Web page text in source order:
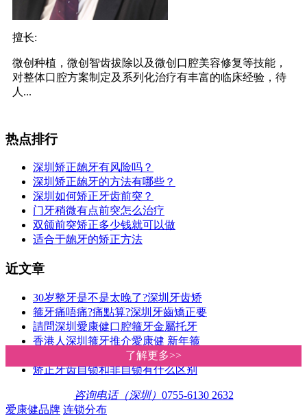
了解更多>>
了解更多>>
擅长:
微创种植，微创智齿拔除以及微创口腔美容修复等技能，
对整体口腔方案制定及系列化治疗有丰富的临床经验，待
人...
热点排行
深圳矫正龅牙有风险吗？
深圳矫正龅牙的方法有哪些？
深圳如何矫正牙齿前突？
门牙稍微有点前突怎么治疗
双颌前突矫正多少钱就可以做
适合于龅牙的矫正方法
近文章
30岁整牙是不是太晚了?深圳牙齿矫
箍牙痛唔痛?痛點算?深圳牙齒矯正要
請問深圳愛康健口腔箍牙金屬托牙
香港人深圳箍牙推介愛康健 新年箍
深圳羅湖箍牙邊間好?牙齒矯正價格
矫正牙齿自锁和非自锁有什么区别
咨询电话（深圳） 0755-6130 2632
爱康健品牌 连锁分布